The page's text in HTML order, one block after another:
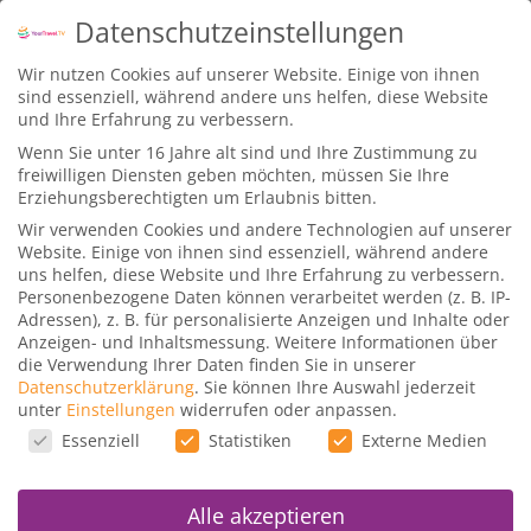
Kurs Tag:YourTravel.TV
Schnelle Wege zum Star
Alliance Gold Status
Gepostet von Dominik|1. Juni 20|Kurse|
Willkommen zum Star Alliance Kurs, der
schnelle Weg zum Star Alliance Gold Status.
Datenschutzeinstellungen
Wir nutzen Cookies auf unserer Website. Einige von ihnen
sind essenziell, während andere uns helfen, diese Website
und Ihre Erfahrung zu verbessern.
Wenn Sie unter 16 Jahre alt sind und Ihre Zustimmung zu
freiwilligen Diensten geben möchten, müssen Sie Ihre
Erziehungsberechtigten um Erlaubnis bitten.
Wir verwenden Cookies und andere Technologien auf unserer
Website. Einige von ihnen sind essenziell, während andere
uns helfen, diese Website und Ihre Erfahrung zu verbessern.
Personenbezogene Daten können verarbeitet werden (z. B. IP-
Adressen), z. B. für personalisierte Anzeigen und Inhalte oder
Anzeigen- und Inhaltsmessung. Weitere Informationen über
die Verwendung Ihrer Daten finden Sie in unserer
Datenschutzerklärung. Sie können Ihre Auswahl jederzeit
unter Einstellungen widerrufen oder anpassen.
Datenschutzeinstellungen
Essenziell Statistiken Externe Medien
Alle akzeptieren